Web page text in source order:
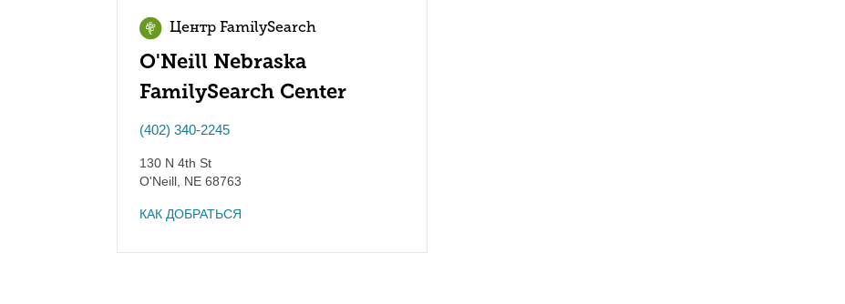
Центр FamilySearch
O'Neill Nebraska
FamilySearch Center
(402) 340-2245
130 N 4th St
O'Neill NE 68763
КАК ДОБРАТЬСЯ